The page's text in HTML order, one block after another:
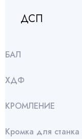
ДСП
БАЛ
ХДФ
КРОМЛЕНИЕ
Кромка для станка